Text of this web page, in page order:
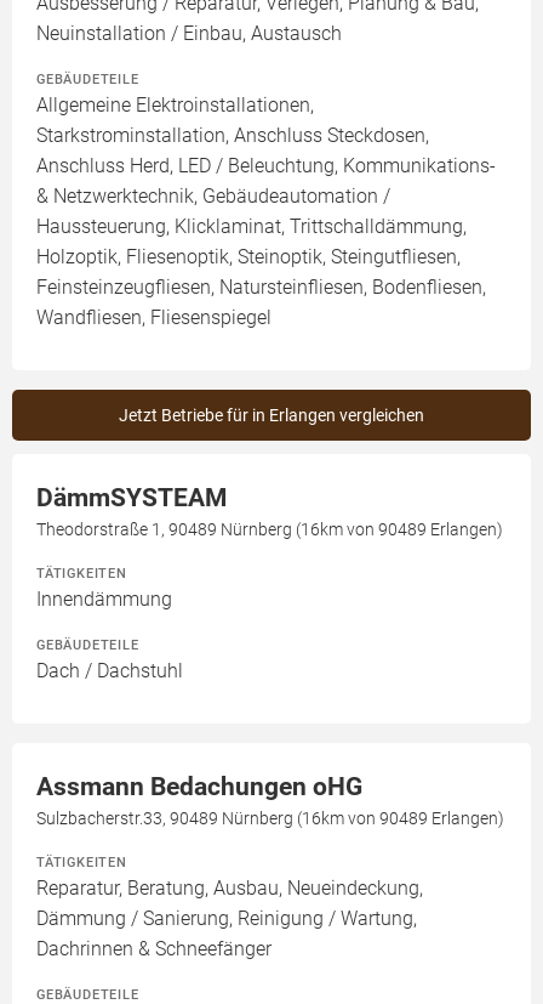
Neuinstallation / Einbau, Austausch
GEBÄUDETEILE
Allgemeine Elektroinstallationen,
Starkstrominstallation, Anschluss Steckdosen,
Anschluss Herd, LED / Beleuchtung, Kommunikations-
& Netzwerktechnik, Gebäudeautomation /
Haussteuerung, Klicklaminat, Trittschalldämmung,
Holzoptik, Fliesenoptik, Steinoptik, Steingutfliesen,
Feinsteinzeugfliesen, Natursteinfliesen, Bodenfliesen,
Wandfliesen, Fliesenspiegel
Jetzt Betriebe für in Erlangen vergleichen
DämmSYSTEAM
Theodorstraße 1, 90489 Nürnberg (16km von 90489 Erlangen)
TÄTIGKEITEN
Innendämmung
GEBÄUDETEILE
Dach / Dachstuhl
Assmann Bedachungen oHG
Sulzbacherstr.33, 90489 Nürnberg (16km von 90489 Erlangen)
TÄTIGKEITEN
Reparatur, Beratung, Ausbau, Neueindeckung,
Dämmung / Sanierung, Reinigung / Wartung,
Dachrinnen & Schneefänger
GEBÄUDETEILE